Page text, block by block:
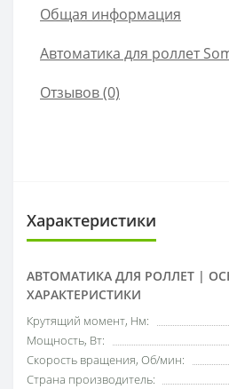
Общая информация
Автоматика для роллет
Отзывов (0)
Характеристики
АВТОМАТИКА ДЛЯ РОЛЛЕТ |
ХАРАКТЕРИСТИКИ
Крутящий момент, Нм:
Мощность, Вт:
Скорость вращения, Об/мин:
Страна производитель: